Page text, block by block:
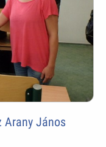
Arany János